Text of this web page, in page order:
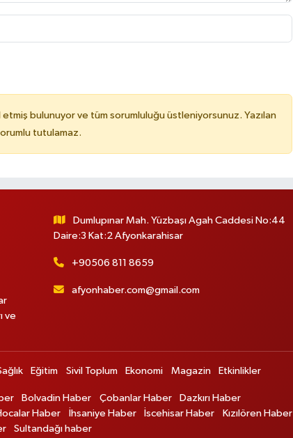
etmiş bulunuyor ve tüm sorumluluğu üstleniyorsunuz. Yazılan
tutulamaz.
ve
Dumlupınar Mah. Yüzbaşı Agah Caddesi No:44
Daire:3 Kat:2 Afyonkarahisar
+90506 811 8659
afyonhaber.com@gmail.com
Eğitim Sivil Toplum Ekonomi Magazin Etkinlikler
Bolvadin Haber Çobanlar Haber
Dazkırı Haber
Haber İhsaniye Haber İscehisar Haber
Kızılören Haber
Sultandağı haber